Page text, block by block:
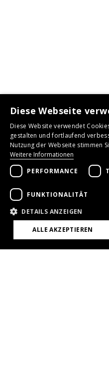
Diese Webseite
Diese Website verwendet
gestalten und fortlaufend
Nutzung der Webseite stimmen
Weitere Informationen
PERFORMANCE
FUNKTIONALITÄT
DETAILS ANZEIGEN
ALLE AKZEPTIEREN